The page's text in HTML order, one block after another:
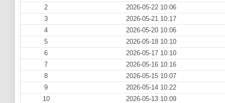
2
2026-05-22 10:06
3
2026-05-21 10:17
4
2026-05-20 10:06
5
2026-05-18 10:10
6
2026-05-17 10:10
7
2026-05-16 10:16
8
2026-05-15 10:07
9
2026-05-14 10:22
10
2026-05-13 10:09